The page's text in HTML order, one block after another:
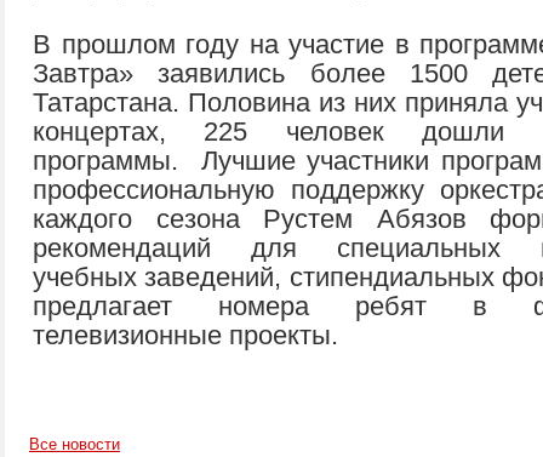
В прошлом году на участие в
Завтра» заявились более 1500
Татарстана. Половина из них приняла
концертах, 225 человек дошли
программы. Лучшие участники
профессиональную поддержку
каждого сезона Рустем Абязов
рекомендаций для специальных
учебных заведений, стипендиальных
предлагает номера ребят в
телевизионные проекты.
Все новости